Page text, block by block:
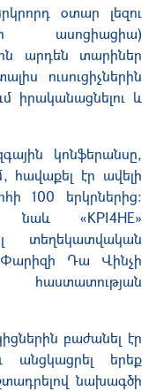
օտար լեզու
ասոցիացիա)
արդեն տարիներ
ուսուցիչներին
իրականացնելու և
կոնֆերանսը,
հավաքել էր ավելի
100 երկրներից։
նաև «KPI4HE»
տեղեկատվական
Փարիզի Դա Վինչի
հաստատության
բաժանել էր
անցկացրել երեք
նախագծի